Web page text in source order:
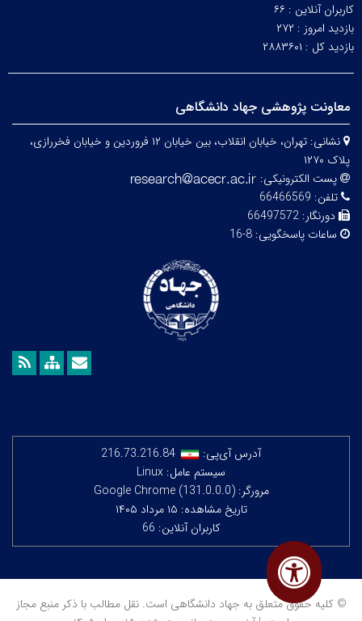
کاربران آنلاین : ۶۶
بازدید امروز : ۲۷۲
بازدید کل : ۲۸۸۳۶۰۱
معاونت پژوهشی جهاد دانشگاهی
نشانی:
تهران، خیابان انقلاب، بین خیابان ۱۲ فروردین و خیابان فخررازی،
پلاک ۱۲۷۰
پست الکترونیکی:
تلفن: 66466569
دورنگار: 66497572
ساعات پاسخگویی: 8-16
آدرس آی‌پی:
216.73.216.84
سیستم عامل: Linux
مرورگر: Google Chrome (131.0.0.0)
تاریخ مشاهده: ۱۵ مرداد ۱۴۰۵
کاربران آنلاین: 66
© کلیه حقوق متعلق به جهاد دانشگاهی است. نقل مطالب با ذکر منبع مجاز